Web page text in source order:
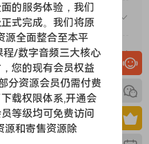
用吗？
0
的服务体验，我们
式完成。我们将原
源全面整合至本平
程/数字音频三大核心
您的现有会员权益
分资源会员仍需付费
载权限体系,开通会
等级均可免费访问
源和寄售资源除